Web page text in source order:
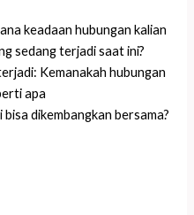
keadaan hubungan kalian
sedang terjadi saat ini?
Kemanakah hubungan
apa
dikembangkan bersama?